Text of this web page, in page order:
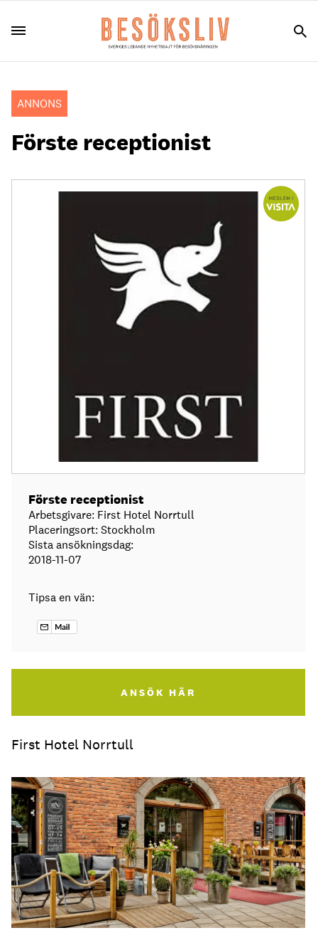
ANNONS
Förste receptionist
First Hotel Norrtull
Förste receptionist
Arbetsgivare: First Hotel Norrtull
Placeringsort: Stockholm
Sista ansökningsdag:
2018-11-07
Tipsa en vän:
ANSÖK HÄR